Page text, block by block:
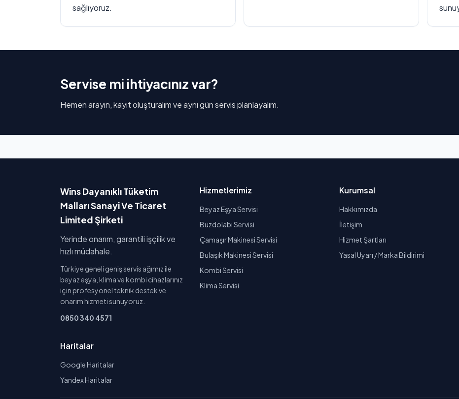
sağlıyoruz.
Servise mi ihtiyacınız var?
Hemen arayın, kayıt oluşturalım ve aynı gün servis planlayalım.
Wins Dayanıklı Tüketim
Malları Sanayi Ve Ticaret
Limited Şirketi
Yerinde onarım, garantili işçilik ve
hızlı müdahale.
Türkiye geneli geniş servis ağımız ile
beyaz eşya, klima ve kombi cihazlarınız
için profesyonel teknik destek ve
onarım hizmeti sunuyoruz.
0850 340 4571
Hizmetlerimiz
Beyaz Eşya Servisi
Buzdolabı Servisi
Çamaşır Makinesi Servisi
Bulaşık Makinesi Servisi
Kombi Servisi
Klima Servisi
Kurumsal
Hakkımızda
İletişim
Hizmet Şartları
Yasal Uyarı / Marka Bildirimi
Haritalar
Google Haritalar
Yandex Haritalar